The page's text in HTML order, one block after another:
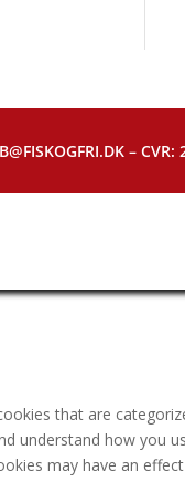
– CVR:
that are
understand how you
may have an